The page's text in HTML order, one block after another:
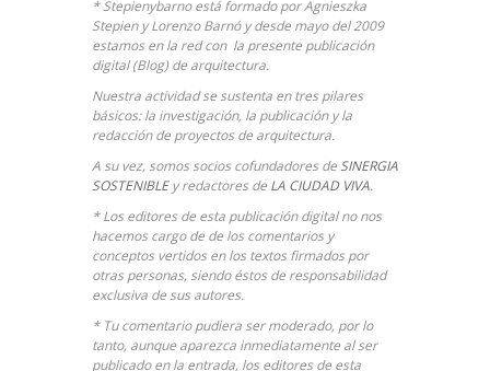
* Stepienybarno está formado por Agnieszka
Stepien y Lorenzo Barnó y desde mayo del 2009
estamos en la red con la presente publicación
digital (Blog) de arquitectura.
Nuestra actividad se sustenta en tres pilares
básicos: la investigación, la publicación y la
redacción de proyectos de arquitectura.
A su vez, somos socios cofundadores deSINERGIA
SOSTENIBLEy redactores de LA CIUDAD VIVA.
* Los editores de esta publicación digital no nos
hacemos cargo de de los comentarios y
conceptos vertidos en los textos firmados por
otras personas, siendo éstos de responsabilidad
exclusiva de sus autores.
* Tu comentario pudiera ser moderado, por lo
tanto, aunque aparezca inmediatamente al ser
publicado en la entrada, los editores de esta